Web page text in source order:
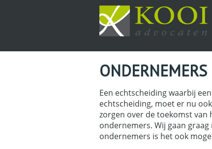
Een echtscheiding waarbij
echtscheiding, moet er nu
zorgen over de toekomst
ondernemers. Wij gaan
ondernemers is het ook